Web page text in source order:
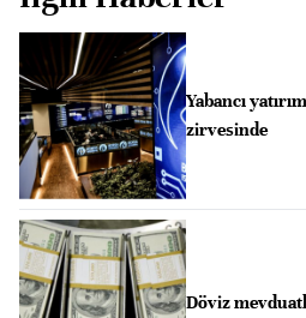
Yabancı
zirvesinde
Döviz